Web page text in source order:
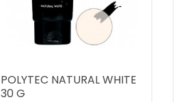
POLYTEC NATURAL WHITE
30 G